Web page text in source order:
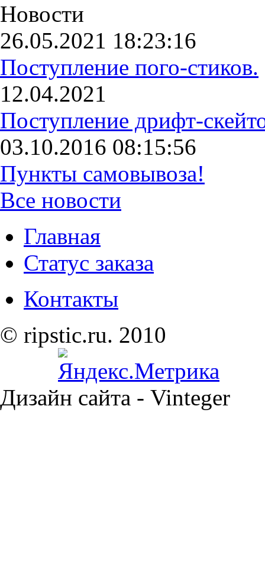
Новости
26.05.2021 18:23:16
Поступление пого-стиков.
12.04.2021
Поступление дрифт-
03.10.2016 08:15:56
Пункты самовывоза!
Все новости
Главная
Статус заказа
Контакты
© ripstic.ru. 2010
Дизайн сайта - Vinteger